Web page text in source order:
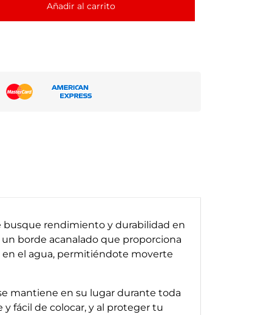
Añadir al carrito
busque rendimiento y durabilidad en
borde acanalado que proporciona
en el agua, permitiéndote moverte
mantiene en su lugar durante toda
fácil de colocar, y al proteger tu